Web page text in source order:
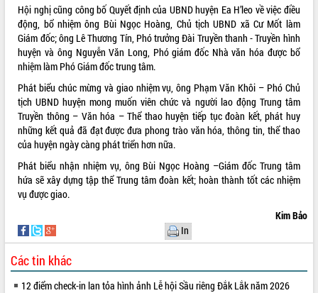
Triết thăm, tặng quà người có công với
cách mạng
Rà soát, hoàn thiện hệ thống thiết chế
văn hóa, thể thao đáp ứng yêu cầu
phát triển mới
Thường trực HĐND tỉnh Đắk Lắk gặp
mặt Đoàn chuyên gia y tế TP. Hồ Chí
Minh
Lễ truy điệu và an táng hài cốt liệt sĩ
tại Nghĩa trang Liệt sĩ xã Sơn Hòa
Bàn giải pháp tháo gỡ khó khăn trong
xuất khẩu sầu riêng và triển khai quy
định EUDR
trường Nguyễn Hoàng Hiệp khảo sát
vùng trồng và doanh nghiệp đóng gói
sầu riêng tại Đắk Lắk
Trình diễn nghệ thuật chế biến các
món ăn từ sầu riêng
LIÊN KẾT WEB
THỐNG KÊ TRUY CẬP
Hôm nay: 27958
Tất cả: 66073281
Hội nghị cũng công bố Quyết định của UBND huyện Ea H’leo về việc điều
động, bổ nhiệm ông Bùi Ngọc Hoàng, Chủ tịch UBND xã Cư Mốt làm
Giám đốc; ông Lê Thương Tín, Phó trưởng Đài Truyền thanh - Truyền hình
huyện và ông Nguyễn Văn Long, Phó giám đốc Nhà văn hóa được bổ
nhiệm làm Phó Giám đốc trung tâm.
Phát biểu chúc mừng và giao nhiệm vụ, ông Phạm Văn Khôi – Phó Chủ
tịch UBND huyện mong muốn viên chức và người lao động Trung tâm
Truyền thông – Văn hóa – Thể thao huyện tiếp tục đoàn kết, phát huy
những kết quả đã đạt được đưa phong trào văn hóa, thông tin, thể thao
của huyện ngày càng phát triển hơn nữa.
Phát biểu nhận nhiệm vụ, ông Bùi Ngọc Hoàng –Giám đốc Trung tâm
hứa sẽ xây dựng tập thể Trung tâm đoàn kết; hoàn thành tốt các nhiệm
vụ được giao.
Kim Bảo
In
Các tin khác
12 điểm check-in lan tỏa hình ảnh Lễ hội Sầu riêng Đắk Lắk năm 2026